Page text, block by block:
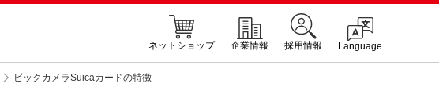
ネットショップ 企業情報 採用情報 Language
ビックカメラSuicaカードの特徴